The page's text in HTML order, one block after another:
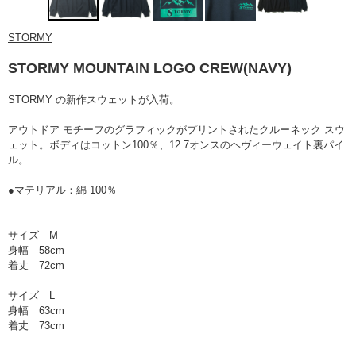
STORMY
STORMY MOUNTAIN LOGO CREW(NAVY)
STORMY の新作スウェットが入荷。
アウトドア モチーフのグラフィックがプリントされたクルーネック スウ
ェット。ボディはコットン100％、12.7オンスのヘヴィーウェイト裏パイ
ル。
●マテリアル：綿 100％
サイズ M
身幅 58cm
着丈 72cm
サイズ L
身幅 63cm
着丈 73cm